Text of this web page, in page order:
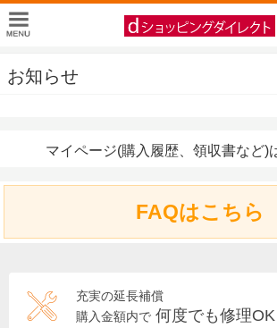
お知らせ
マイページ(購入履歴、領収書など)
FAQはこちら
充実の延長補償
購入金額内で 何度でも修理OK